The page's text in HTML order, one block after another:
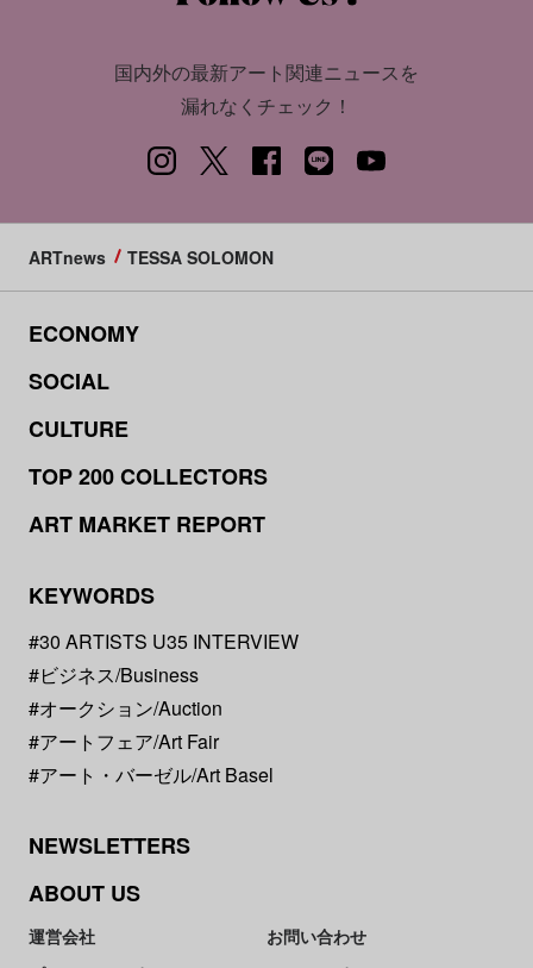
国内外の最新アート関連ニュースを
漏れなくチェック！
ARTnews TESSA SOLOMON
ECONOMY
SOCIAL
CULTURE
TOP 200 COLLECTORS
ART MARKET REPORT
KEYWORDS
#30 ARTISTS U35 INTERVIEW
#ビジネス/Business
#オークション/Auction
#アートフェア/Art Fair
#アート・バーゼル/Art Basel
NEWSLETTERS
ABOUT US
運営会社
お問い合わせ